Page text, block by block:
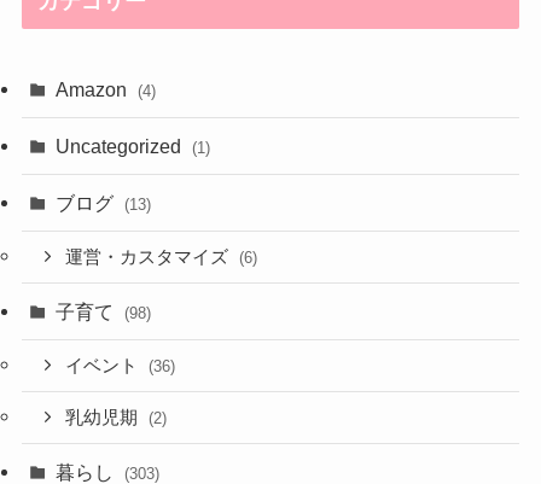
Amazon (4)
Uncategorized (1)
ブログ (13)
運営・カスタマイズ (6)
子育て (98)
イベント (36)
乳幼児期 (2)
暮らし (303)